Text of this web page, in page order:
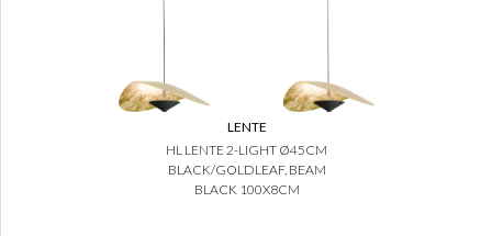
LENTE
HL LENTE 2-LIGHT Ø45CM
BLACK/GOLDLEAF, BEAM
BLACK 100X8CM